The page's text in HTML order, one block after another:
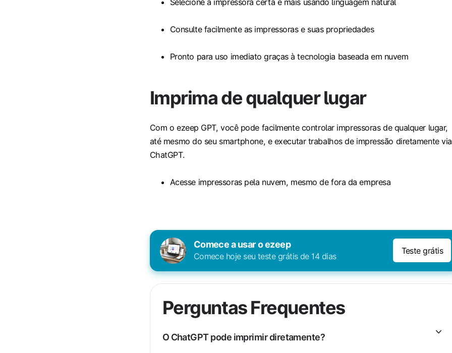
Selecione a impressora certa e mais usando linguagem natural
Consulte facilmente as impressoras e suas propriedades
Pronto para uso imediato graças à tecnologia baseada em nuvem
Imprima de qualquer lugar
Com o ezeep GPT, você pode facilmente controlarimpressoras de qualquer lugar,
até mesmo do seu smartphone, e executar trabalhos de impressão diretamente via
ChatGPT.
Acesse impressoraspela nuvem, mesmo de fora da empresa
Comece a usar o ezeep
Comece hoje seu teste grátis de 14 dias
Teste grátis
Perguntas Frequentes
O ChatGPT pode imprimir diretamente?